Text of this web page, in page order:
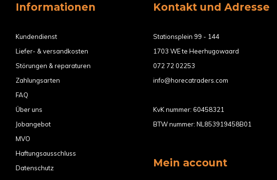
Informationen
Kundendienst
Liefer- & versandkosten
Störungen & reparaturen
Zahlungsarten
FAQ
Über uns
Jobangebot
MVO
Haftungsausschluss
Datenschutz
Kontakt und Adresse
Stationsplein 99 - 144
1703 WE te Heerhugowaard
072 72 02253
info@horecatraders.com
KvK nummer: 60458321
BTW nummer: NL853919458B01
Mein account